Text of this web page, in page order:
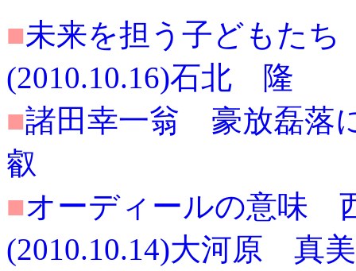
■未来を担う子どもた
(2010.10.16)石北 隆
■諸田幸一翁 豪放磊落
叡
■オーディールの意味
(2010.10.14)大河原 真美